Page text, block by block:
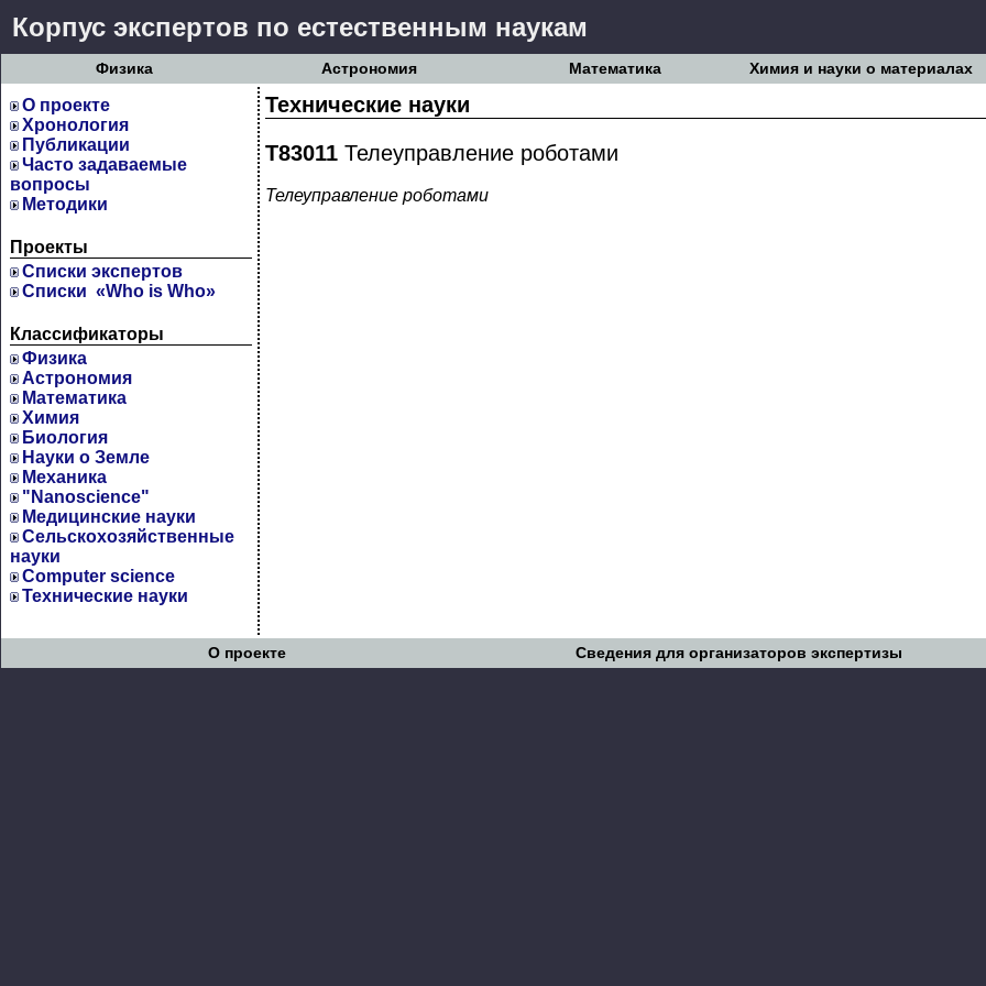
Корпус экспертов по естественным наукам
Физика Астрономия Математика Химия и науки о материалах
О проекте
Хронология
Публикации
Часто задаваемые
вопросы
Методики
Проекты
Cписки экспертов
Списки «Who is Who»
Классификаторы
Физика
Астрономия
Математика
Химия
Биология
Науки о Земле
Механика
"Nanoscience"
Медицинские науки
Сельскохозяйственные
науки
Computer science
Технические науки
Технические науки
Т83011 Телеуправление роботами
Телеуправление роботами
О проекте Сведения для организаторов экспертизы